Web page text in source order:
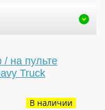
на пульте
Truck
В наличии